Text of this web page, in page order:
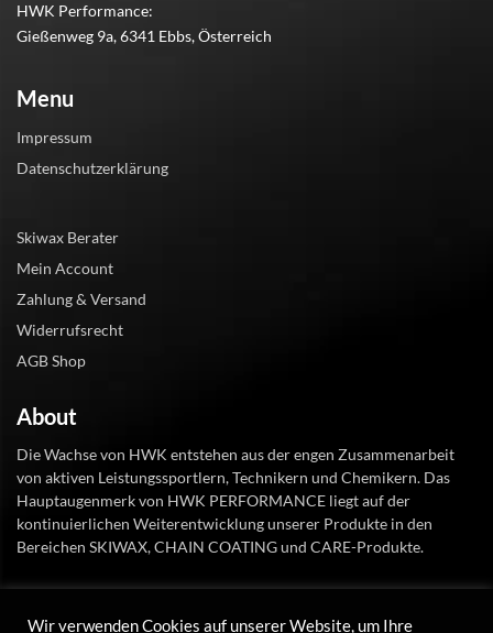
HWK Performance:
Gießenweg 9a, 6341 Ebbs, Österreich
Menu
Impressum
Datenschutzerklärung
Skiwax Berater
Mein Account
Zahlung & Versand
Widerrufsrecht
AGB Shop
About
Die Wachse von HWK entstehen aus der engen Zusammenarbeit
von aktiven Leistungssportlern, Technikern und Chemikern. Das
Hauptaugenmerk von HWK PERFORMANCE liegt auf der
kontinuierlichen Weiterentwicklung unserer Produkte in den
Bereichen SKIWAX, CHAIN COATING und CARE-Produkte.
Wir verwenden Cookies auf unserer Website, um Ihre